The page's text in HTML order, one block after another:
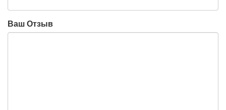
Ваш Отзыв